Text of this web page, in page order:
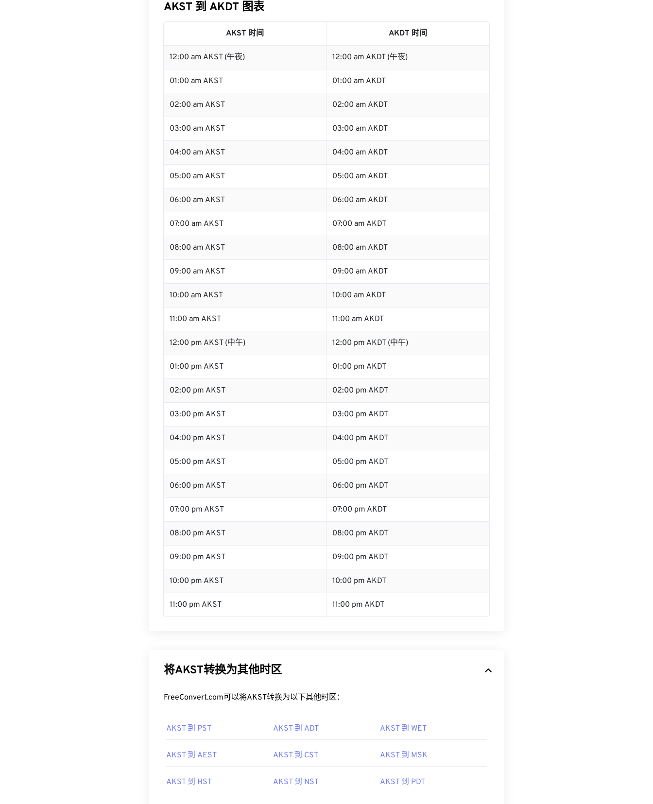
AKST 到 AKDT 图表
AKST 时间 AKDT 时间
12:00 am AKST (午夜) 12:00 am AKDT (午夜)
01:00 am AKST 01:00 am AKDT
02:00 am AKST 02:00 am AKDT
03:00 am AKST 03:00 am AKDT
04:00 am AKST 04:00 am AKDT
05:00 am AKST 05:00 am AKDT
06:00 am AKST 06:00 am AKDT
07:00 am AKST 07:00 am AKDT
08:00 am AKST 08:00 am AKDT
09:00 am AKST 09:00 am AKDT
10:00 am AKST 10:00 am AKDT
11:00 am AKST 11:00 am AKDT
12:00 pm AKST (中午) 12:00 pm AKDT (中午)
01:00 pm AKST 01:00 pm AKDT
02:00 pm AKST 02:00 pm AKDT
03:00 pm AKST 03:00 pm AKDT
04:00 pm AKST 04:00 pm AKDT
05:00 pm AKST 05:00 pm AKDT
06:00 pm AKST 06:00 pm AKDT
07:00 pm AKST 07:00 pm AKDT
08:00 pm AKST 08:00 pm AKDT
09:00 pm AKST 09:00 pm AKDT
10:00 pm AKST 10:00 pm AKDT
11:00 pm AKST 11:00 pm AKDT
将AKST转换为其他时区
FreeConvert.com可以将AKST转换为以下其他时区：
AKST 到 PST AKST 到 ADT AKST 到 WET
AKST 到 AEST AKST 到 CST AKST 到 MSK
AKST 到 HST AKST 到 NST AKST 到 PDT